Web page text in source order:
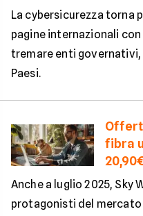
La cybersicurezza torna
pagine internazionali
tremare enti governativi,
Paesi.
fibra
Anche a luglio 2025, Sky
protagonisti del